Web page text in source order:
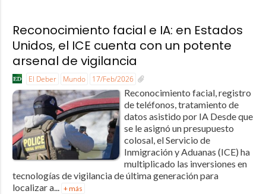
Reconocimiento facial e IA: en Estados
Unidos, el ICE cuenta con un potente
arsenal de vigilancia
El Deber Mundo 17/Feb/2026
Reconocimiento facial, registro
de teléfonos, tratamiento de
datos asistido por IA Desde que
se le asignó un presupuesto
colosal, el Servicio de
Inmigración y Aduanas (ICE) ha
multiplicado las inversiones en
tecnologías de vigilancia de última generación para
localizar a... + más